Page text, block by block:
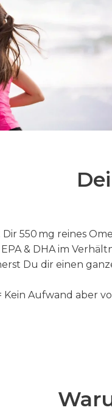
550 mg reines
EPA & DHA im
Du dir einen
Kein Aufwand aber